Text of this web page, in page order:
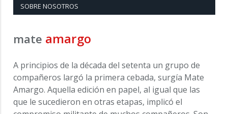
SOBRE NOSOTROS
mate amargo
A principios de la década del setenta un grupo de
compañeros largó la primera cebada, surgía Mate
Amargo. Aquella edición en papel, al igual que las
que le sucedieron en otras etapas, implicó el